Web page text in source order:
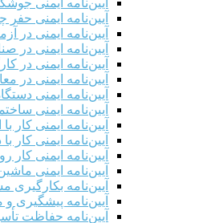
آیین‌نامه ایمنی حفر
آیین‌نامه ایمنی در
آیین‌نامه ایمنی در
آیین‌نامه ایمنی در
آیین‌نامه ایمنی در
آیین‌نامه ایمنی
آیین‌نامه ایمنی
آیین‌نامه ایمنی
آیین‌نامه ایمنی
آیین‌نامه ایمنی
آیین‌نامه ایمنی
آیین‌نامه بکارگیری
آیین‌نامه پیشگیری
آیین‌نامه حفاظت